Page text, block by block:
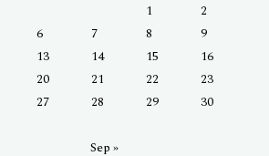
1
2
6 7 8
9
13 14 15
16
20 21 22
23
27 28 29
30
Sep »